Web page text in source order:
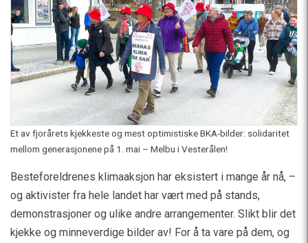
Et av fjorårets kjekkeste og mest optimistiske BKA-bilder: solidaritet
mellom generasjonene på 1. mai – Melbu i Vesterålen!
Besteforeldrenes klimaaksjon har eksistert i mange år nå, –
og aktivister fra hele landet har vært med på stands,
demonstrasjoner og ulike andre arrangementer. Slikt blir det
kjekke og minneverdige bilder av! For å ta vare på dem, og